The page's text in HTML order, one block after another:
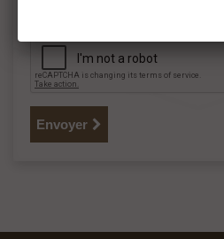
Envoyer